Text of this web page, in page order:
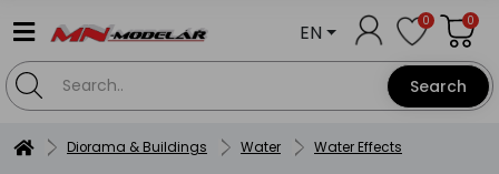
Search
EN 0 0
Diorama & Buildings Water Water Effects